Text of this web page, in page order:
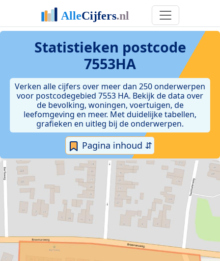
Statistieken postcode
7553HA
Verken alle cijfers over meer dan 250 onderwerpen
voor postcodegebied 7553 HA. Bekijk de data over
de bevolking, woningen, voertuigen, de
leefomgeving en meer. Met duidelijke tabellen,
grafieken en uitleg bij de onderwerpen.
Pagina inhoud ⇵